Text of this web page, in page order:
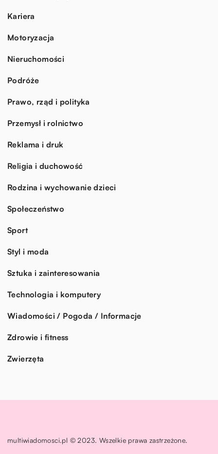
Kariera
Motoryzacja
Nieruchomości
Podróże
Prawo, rząd i polityka
Przemysł i rolnictwo
Reklama i druk
Religia i duchowość
Rodzina i wychowanie dzieci
Społeczeństwo
Sport
Styl i moda
Sztuka i zainteresowania
Technologia i komputery
Wiadomości / Pogoda / Informacje
Zdrowie i fitness
Zwierzęta
multiwiadomosci.pl © 2023. Wszelkie prawa zastrzeżone.